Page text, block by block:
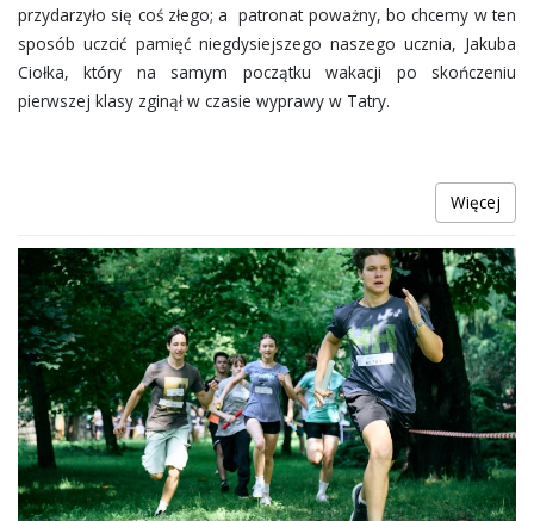
przydarzyło się coś złego; a patronat poważny, bo chcemy w ten
sposób uczcić pamięć niegdysiejszego naszego ucznia, Jakuba
Ciołka, który na samym początku wakacji po skończeniu
pierwszej klasy zginął w czasie wyprawy w Tatry.
Więcej